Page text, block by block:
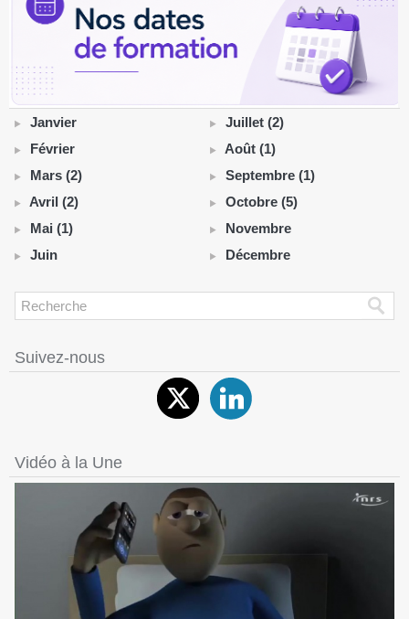
Janvier
Février
Mars (2)
Avril (2)
Mai (1)
Juin
Juillet (2)
Août (1)
Septembre (1)
Octobre (5)
Novembre
Décembre
Suivez-nous
Vidéo à la Une